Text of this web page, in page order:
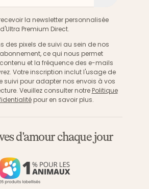
la newsletter personnalisée
d'Ultra Premium Direct.
des pixels de suivi au sein de nos
ce qui nous permet
et la fréquence des e-mails
Votre inscription inclut l'usage de
suivi pour adapter nos envois à vos
Veuillez consulter notre Politique
pour en savoir plus.
d'amour chaque jour